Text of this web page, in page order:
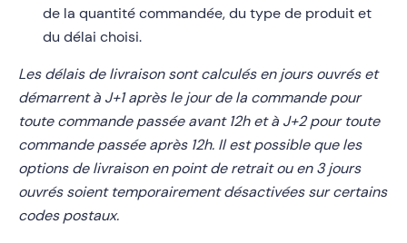
de la quantité commandée, du type de produit et
du délai choisi.
Les délais de livraison sont calculés en jours ouvrés et
démarrent à J+1 après le jour de la commande pour
toute commande passée avant 12h et à J+2 pour toute
commande passée après 12h. Il est possible que les
options de livraison en point de retrait ou en 3 jours
ouvrés soient temporairement désactivées sur certains
codes postaux.